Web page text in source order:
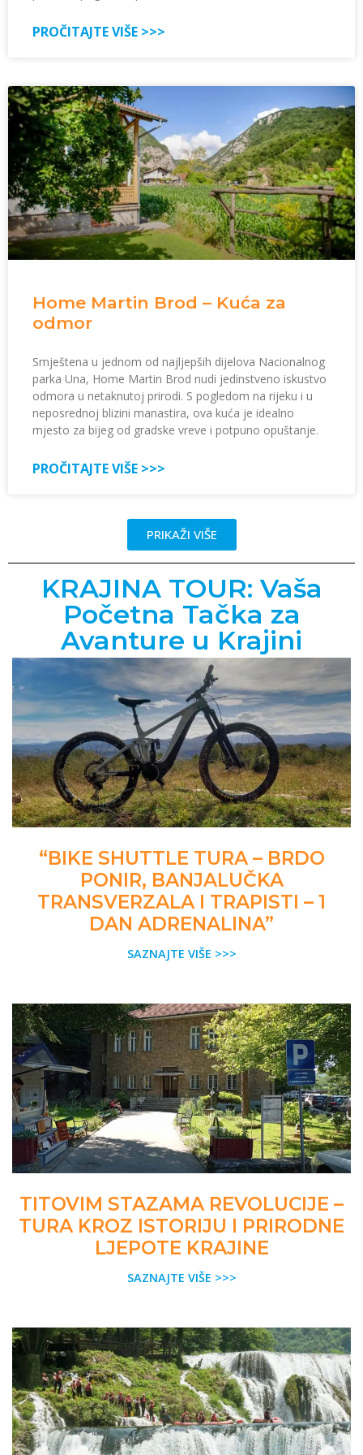
PROČITAJTE VIŠE >>>
Home Martin Brod – Kuća za
odmor
Smještena u jednom od najljepših dijelova Nacionalnog
parka Una, Home Martin Brod nudi jedinstveno iskustvo
odmora u netaknutoj prirodi. S pogledom na rijeku i u
neposrednoj blizini manastira, ova kuća je idealno
mjesto za bijeg od gradske vreve i potpuno opuštanje.
PROČITAJTE VIŠE >>>
PRIKAŽI VIŠE
KRAJINA TOUR: Vaša
Početna Tačka za
Avanture u Krajini
“BIKE SHUTTLE TURA – BRDO
PONIR, BANJALUČKA
TRANSVERZALA I TRAPISTI – 1
DAN ADRENALINA”
SAZNAJTE VIŠE >>>
TITOVIM STAZAMA REVOLUCIJE –
TURA KROZ ISTORIJU I PRIRODNE
LJEPOTE KRAJINE
SAZNAJTE VIŠE >>>